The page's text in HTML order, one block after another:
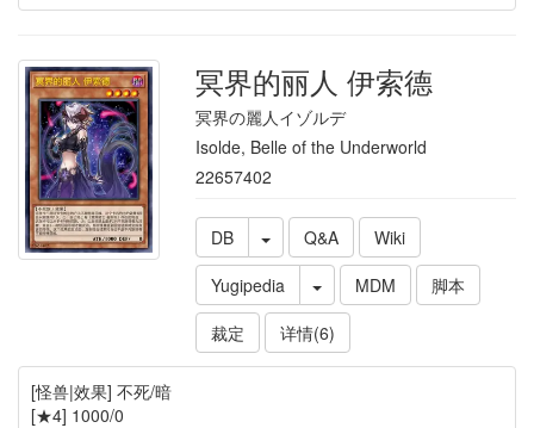
冥界的丽人 伊索德
冥界の麗人イゾルデ
Isolde, Belle of the Underworld
22657402
DB Q&A
Wiki
Yugipedia
MDM
脚本
裁定
详情(6)
[怪兽|效果] 不死/暗
[★4] 1000/0